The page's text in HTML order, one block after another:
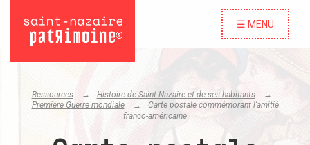
☰ MENU
Ressources
Histoire de Saint-Nazaire et de ses habitants
Première Guerre mondiale
Carte postale commémorant l’amitié
franco-américaine